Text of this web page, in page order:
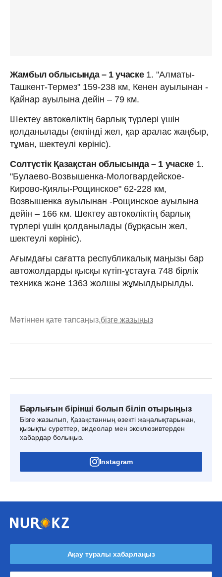
Жамбыл облысында – 1 учаске1. "Алматы-
Ташкент-Термез" 159-238 км, Кенен ауылынан -
Қайнар ауылына дейін – 79 км.
Шектеу автокөліктің барлық түрлері үшін
қолданылады (екпінді жел, қар аралас жаңбыр,
тұман, шектеулі көрініс).
Солтүстік Қазақстан облысында – 1 учаске1.
"Булаево-Возвышенка-Мологвардейское-
Кирово-Қиялы-Рощинское" 62-228 км,
Возвышенка ауылынан -Рощинское ауылына
дейін – 166 км. Шектеу автокөліктің барлық
түрлері үшін қолданылады (бұрқасын жел,
шектеулі көрініс).
Ағымдағы сағатта республикалық маңызы бар
автожолдарды қысқы күтіп-ұстауға 748 бірлік
техника және 1363 жолшы жұмылдырылды.
Мәтіннен қате тапсаңыз,бізге жазыңыз
Барлығын бірінші болып біліп отырыңыз
Бізге жазылып, Қазақстанның өзекті жаңалықтарынан,
қызықты суреттер, видеолар мен эксклюзивтерден
хабардар болыңыз.
Instagram
Ақау туралы хабарлаңыз